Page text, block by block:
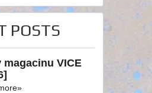
POSTS
magacinu VICE